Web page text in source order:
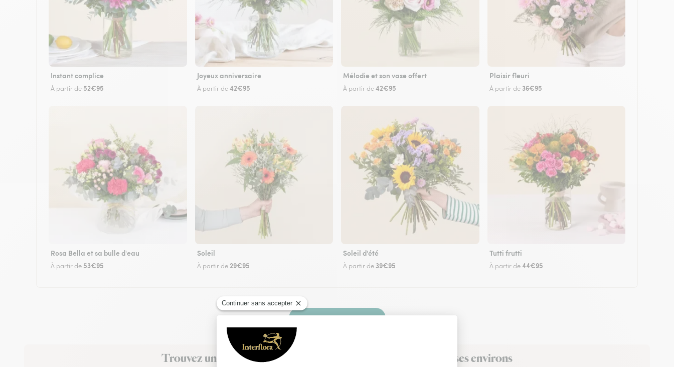
Instant complice
À partir de 52€95
Joyeux anniversaire
À partir de42€95
Mélodie et son vase offert
À partir de42€95
Plaisir fleuri
À partir de 36€95
Rosa Bella et sa bulle d'eau
À partir de 53€95
Soleil
À partir de 29€95
Soleil d'été
À partir de 39€95
Tutti frutti
À partir de44€95
Faire livrer des fleurs
Trouvez un fleuriste Interflora à Viré-en-Champagne et dans ses environs